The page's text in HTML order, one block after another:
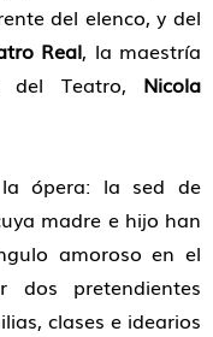
del elenco, y del
Real, la maestría
del Teatro, Nicola
ópera: la sed de
madre e hijo han
amoroso en el
dos pretendientes
clases e idearios